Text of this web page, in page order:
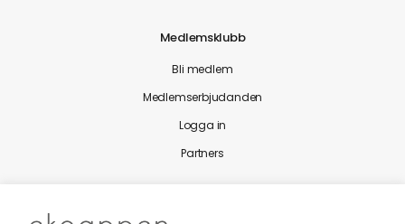
Medlemsklubb
Bli medlem
Medlemserbjudanden
Logga in
Partners